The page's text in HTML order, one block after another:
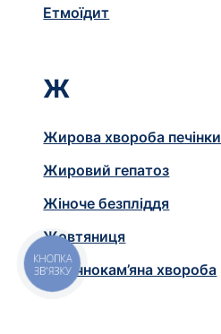
Етмоїдит
Ж
Жирова хвороба печінки
Жировий гепатоз
Жіноче безпліддя
Жовтяниця
Жовчнокам’яна хвороба
КНОПКА
ЗВ'ЯЗКУ